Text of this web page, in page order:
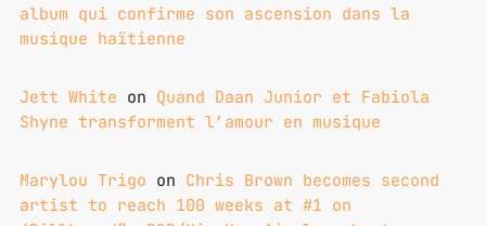
album qui confirme son ascension dans la
musique haïtienne
Jett White on Quand Daan Junior et Fabiola
Shyne transforment l’amour en musique
Marylou Trigo on Chris Brown becomes second
artist to reach 100 weeks at #1 on